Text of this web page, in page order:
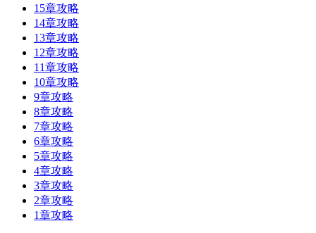
15章攻略
14章攻略
13章攻略
12章攻略
11章攻略
10章攻略
9章攻略
8章攻略
7章攻略
6章攻略
5章攻略
4章攻略
3章攻略
2章攻略
1章攻略